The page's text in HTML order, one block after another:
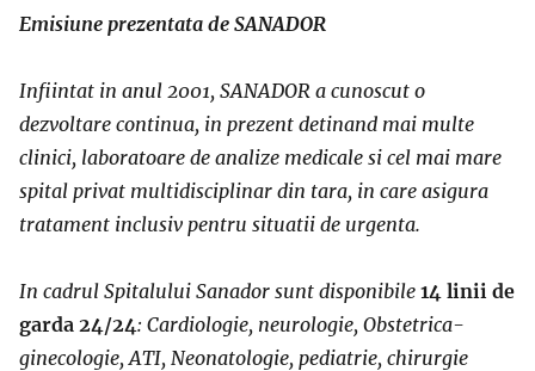
Emisiune prezentata de SANADOR
Infiintat in anul 2001, SANADOR a cunoscut o
dezvoltare continua, in prezent detinand mai multe
clinici, laboratoare de analize medicale si cel mai mare
spital privat multidisciplinar din tara, in care asigura
tratament inclusiv pentru situatii de urgenta.
In cadrul Spitalului Sanador sunt disponibile 14 linii de
garda 24/24: Cardiologie, neurologie, Obstetrica-
ginecologie, ATI, Neonatologie, pediatrie, chirurgie